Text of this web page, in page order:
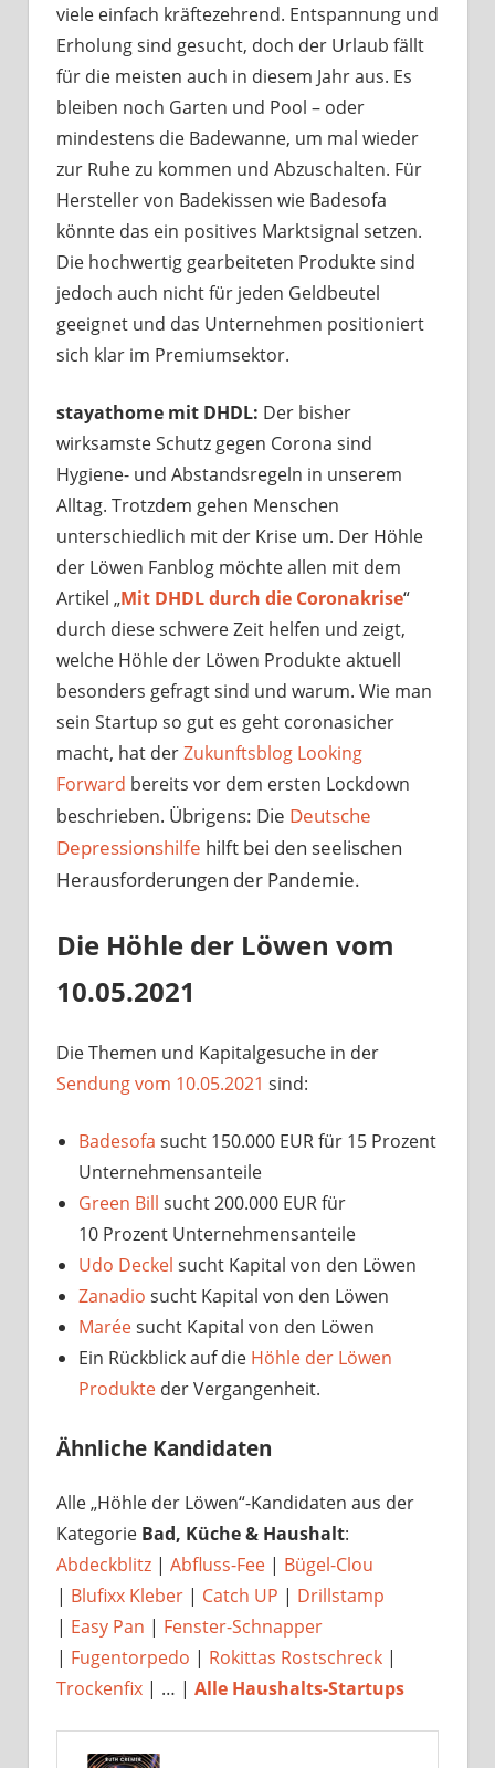
viele einfach kräftezehrend. Entspannung und
Erholung sind gesucht, doch der Urlaub fällt
für die meisten auch in diesem Jahr aus. Es
bleiben noch Garten und Pool – oder
mindestens die Badewanne, um mal wieder
zur Ruhe zu kommen und Abzuschalten. Für
Hersteller von Badekissen wie Badesofa
könnte das ein positives Marktsignal setzen.
Die hochwertig gearbeiteten Produkte sind
jedoch auch nicht für jeden Geldbeutel
geeignet und das Unternehmen positioniert
sich klar im Premiumsektor.
stayathome mit DHDL: Der bisher
wirksamste Schutz gegen Corona sind
Hygiene- und Abstandsregeln in unserem
Alltag. Trotzdem gehen Menschen
unterschiedlich mit der Krise um. Der Höhle
der Löwen Fanblog möchte allen mit dem
Artikel „Mit DHDL durch die Coronakrise“
durch diese schwere Zeit helfen und zeigt,
welche Höhle der Löwen Produkte aktuell
besonders gefragt sind und warum. Wie man
sein Startup so gut es geht coronasicher
macht, hat derZukunftsblog Looking
Forward bereits vor dem ersten Lockdown
beschrieben. Übrigens: Die Deutsche
Depressionshilfe hilft bei den seelischen
Herausforderungen der Pandemie.
Die Höhle der Löwen vom
10.05.2021
Die Themen und Kapitalgesuche in der
Sendung vom 10.05.2021 sind:
Badesofa sucht 150.000 EUR für 15 Prozent
Unternehmensanteile
Green Bill sucht 200.000 EUR für
10 Prozent Unternehmensanteile
Udo Deckel sucht Kapital von den Löwen
Zanadio sucht Kapital von den Löwen
Maréesucht Kapital von den Löwen
Ein Rückblick auf die Höhle der Löwen
Produkte der Vergangenheit.
Ähnliche Kandidaten
Alle „Höhle der Löwen“-Kandidaten aus der
Kategorie Bad, Küche & Haushalt:
Abdeckblitz | Abfluss-Fee | Bügel-Clou
| Blufixx Kleber | Catch UP | Drillstamp
| Easy Pan | Fenster-Schnapper
| Fugentorpedo | Rokittas Rostschreck |
Trockenfix | … | Alle Haushalts-Startups